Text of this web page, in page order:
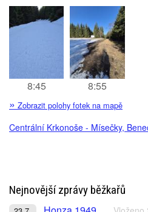
8:45 8:55
» Zobrazit polohy fotek na mapě
Centrální Krkonoše - Mísečky,
Nejnovější zprávy běžkařů